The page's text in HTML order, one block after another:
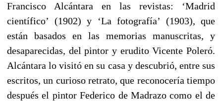
Francisco Alcántara en las revistas: ‘Madrid
científico’ (1902) y ‘La fotografía’ (1903), que
están basados en las memorias manuscritas, y
desaparecidas, del pintor y erudito Vicente Poleró.
Alcántara lo visitó en su casa y descubrió, entre sus
escritos, un curioso retrato, que reconocería tiempo
después el pintor Federico de Madrazo como el de